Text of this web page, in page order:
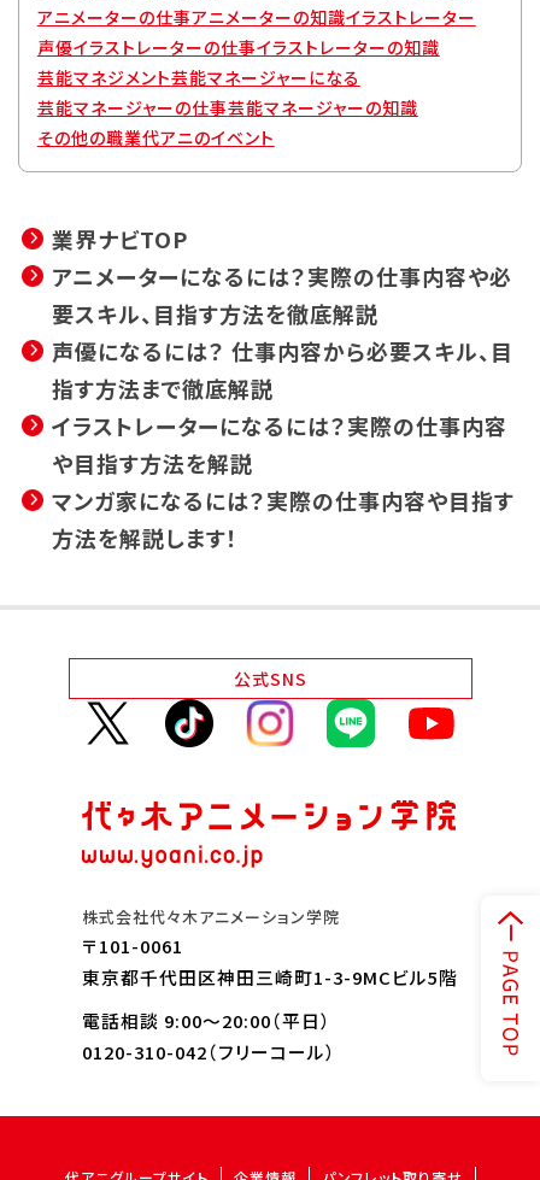
アニメーターの仕事アニメーターの知識イラストレーター
声優イラストレーターの仕事イラストレーターの知識
芸能マネジメント芸能マネージャーになる
芸能マネージャーの仕事芸能マネージャーの知識
その他の職業代アニのイベント
業界ナビTOP
アニメーターになるには？実際の仕事内容や必
要スキル、目指す方法を徹底解説
声優になるには？ 仕事内容から必要スキル、目
指す方法まで徹底解説
イラストレーターになるには？実際の仕事内容
や目指す方法を解説
マンガ家になるには？実際の仕事内容や目指す
方法を解説します！
公式SNS
株式会社代々木アニメーション学院
〒101-0061
東京都千代田区神田三崎町1-3-9MCビル5階
電話相談 9:00～20:00（平日）
0120-310-042（フリーコール）